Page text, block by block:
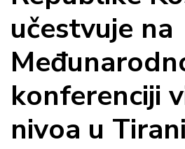
učestvuje na
konferenciji
nivoa u Tirani